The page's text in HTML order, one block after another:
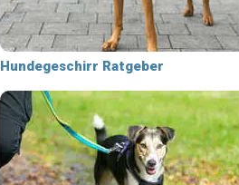
Hundegeschirr Ratgeber